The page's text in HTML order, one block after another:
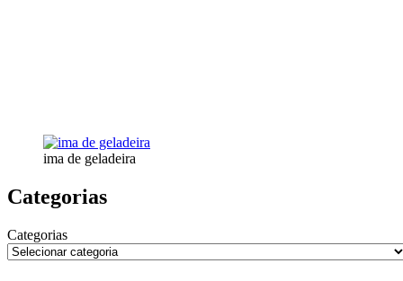
ima de geladeira
Categorias
Categorias